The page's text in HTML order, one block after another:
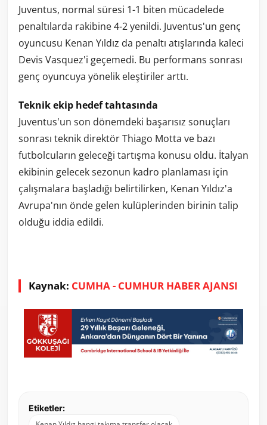
Juventus, normal süresi 1-1 biten mücadelede
penaltılarda rakibine 4-2 yenildi. Juventus'un genç
oyuncusu Kenan Yıldız da penaltı atışlarında kaleci
Devis Vasquez'i geçemedi. Bu performans sonrası
genç oyuncuya yönelik eleştiriler arttı.
Teknik ekip hedef tahtasında
Juventus'un son dönemdeki başarısız sonuçları
sonrası teknik direktör Thiago Motta ve bazı
futbolcuların geleceği tartışma konusu oldu. İtalyan
ekibinin gelecek sezonun kadro planlaması için
çalışmalara başladığı belirtilirken, Kenan Yıldız'a
Avrupa'nın önde gelen kulüplerinden birinin talip
olduğu iddia edildi.
Kaynak: CUMHA - CUMHUR HABER AJANSI
Etiketler: